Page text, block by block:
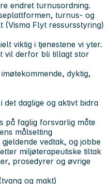
endret turnusordning.
turnus- og
(Visma Flyt ressursstyring)
viktig i tjenestene vi yter.
vil derfor bli tillagt stor
imøtekommende, dyktig,
det daglige og aktivt bidra
på faglig forsvarlig måte
målsetting
vedtak, og jobbe
miljøterapeutiske tiltak
prosedyrer og øvrige
og makt)